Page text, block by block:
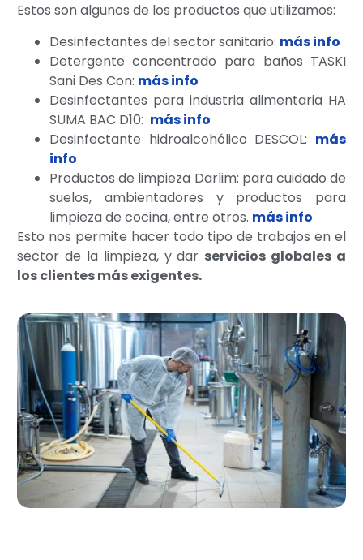
Estos son algunos de los productos que utilizamos:
Desinfectantes del sector sanitario: más info
Detergente concentrado para baños TASKI
Sani Des Con: más info
Desinfectantes para industria alimentaria HA
SUMA BAC D10: más info
Desinfectante hidroalcohólico DESCOL: más
info
Productos de limpieza Darlim: para cuidado de
suelos, ambientadores y productos para
limpieza de cocina, entre otros. más info
Esto nos permite hacer todo tipo de trabajos en el
sector de la limpieza, y dar servicios globales a
los clientes más exigentes.